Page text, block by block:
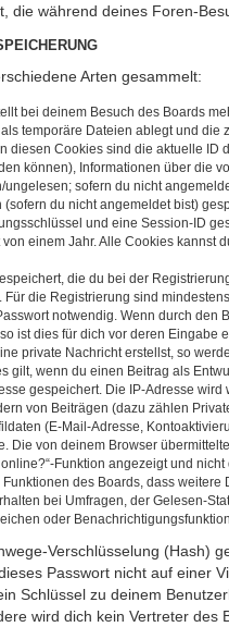
die während deines Foren-
Arten gesammelt:
bei deinem Besuch des Boards
temporäre Dateien ablegt und die
diesen Cookies sind die aktuelle ID
können), Informationen über die
sofern du nicht
du nicht angemeldet bist)
und eine Session-ID
einem Jahr. Alle Cookies kannst
die du bei der
die Registrierung sind
notwendig. Wenn durch den
ist dies für dich vor deren Eingabe
private Nachricht erstellst, so
gilt, wenn du einen Beitrag als
gespeichert. Die IP-Adresse
von Beiträgen (dazu zählen
(E-Mail-Adresse,
Die von deinem Browser
Funktion angezeigt und
des Boards, dass weitere
bei Umfragen, der Gelesen-
oder
Verschlüsselung (Hash)
Passwort nicht auf einer
Schlüssel zu deinem
wird dich kein Vertreter des